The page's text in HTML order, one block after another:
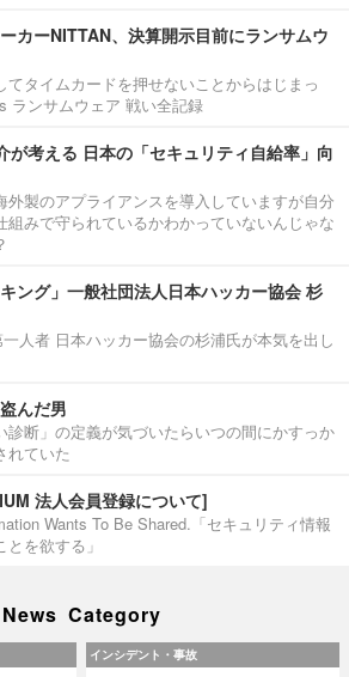
カーNITTAN、決算開示目前にランサムウ
てタイムカードを押せないことからはじまっ
ランサムウェア 戦い全記録
が考える 日本の「セキュリティ自給率」向
外製のアプライアンスを導入していますが自分
組みで守られているかわかっていないんじゃな
キング」一般社団法人日本ハッカー協会 杉
人者 日本ハッカー協会の杉浦氏が本気を出し
んだ男
診断」の定義が気づいたらいつの間にかすっか
れていた
法人会員登録について]
Wants To Be Shared.「セキュリティ情報
を欲する」
News Category
インシデント・事故